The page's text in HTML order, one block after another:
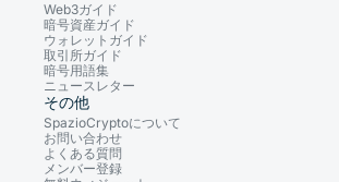
Web3ガイド
暗号資産ガイド
ウォレットガイド
取引所ガイド
暗号用語集
ニュースレター
その他
SpazioCryptoについて
お問い合わせ
よくある質問
メンバー登録